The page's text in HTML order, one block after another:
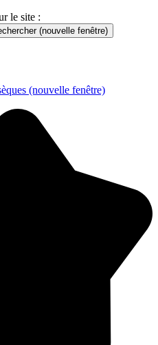
le site :
(nouvelle fenêtre)
(nouvelle fenêtre)